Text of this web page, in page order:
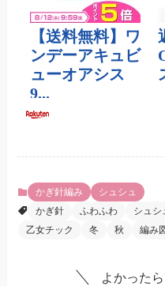
かぎ針編み
シュシュ
かぎ針
ふわふわ シュシ
乙女チック
冬 秋 編み
よかった